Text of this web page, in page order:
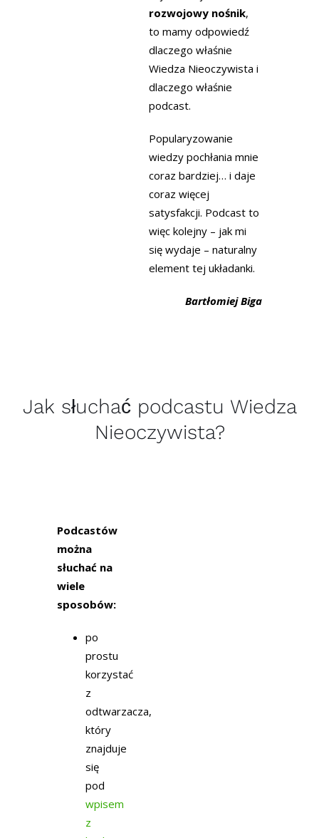
rozwojowy nośnik,
to mamy odpowiedź
dlaczego właśnie
Wiedza Nieoczywista i
dlaczego właśnie
podcast.
Popularyzowanie
wiedzy pochłania mnie
coraz bardziej… i daje
coraz więcej
satysfakcji. Podcast to
więc kolejny – jak mi
się wydaje – naturalny
element tej układanki.
Bartłomiej Biga
Jak słuchać podcastu Wiedza
Nieoczywista?
Podcastów
można
słuchać na
wiele
sposobów:
po
prostu
korzystać
z
odtwarzacza,
który
znajduje
się
pod
wpisem
z